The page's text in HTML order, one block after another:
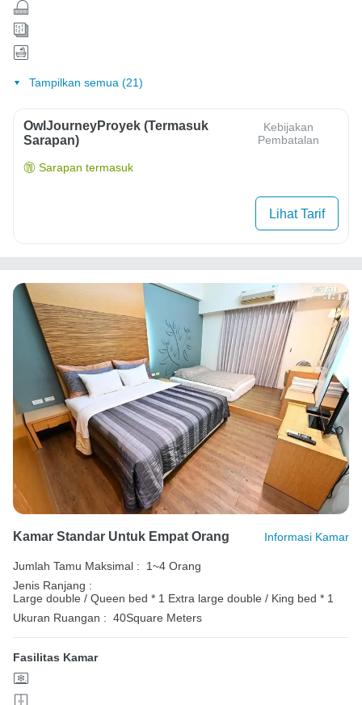
Tampilkan semua (21)
OwlJourneyProyek (Termasuk
Sarapan)
Kebijakan
Pembatalan
Sarapan termasuk
Lihat Tarif
Kamar Standar Untuk Empat Orang Informasi Kamar
Jumlah Tamu Maksimal :
1~4 Orang
Jenis Ranjang :
Large double / Queen bed * 1 Extra large double / King bed * 1
Ukuran Ruangan : 40Square Meters
Fasilitas Kamar